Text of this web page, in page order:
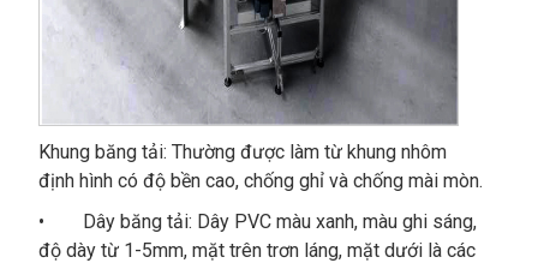
Khung băng tải: Thường được làm từ khung nhôm
định hình có độ bền cao, chống ghỉ và chống mài mòn.
• Dây băng tải: Dây PVC màu xanh, màu ghi sáng,
độ dày từ 1-5mm, mặt trên trơn láng, mặt dưới là các